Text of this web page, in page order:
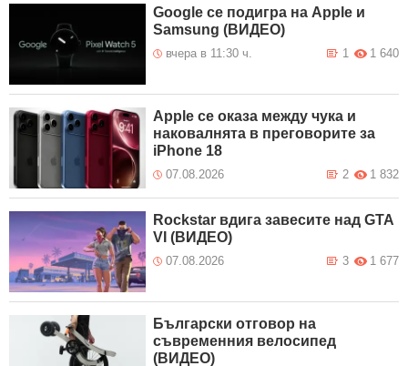
Google се подигра на Apple и
Samsung (ВИДЕО)
вчера в 11:30 ч. 1 640
1
Apple се оказа между чука и
наковалнята в преговорите за
iPhone 18
07.08.2026 1 832
2
Rockstar вдига завесите над GTA
VI (ВИДЕО)
07.08.2026 1 677
3
Български отговор на
съвременния велосипед
(ВИДЕО)